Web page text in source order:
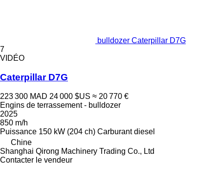
bulldozer Caterpillar D7G
7
VIDÉO
Caterpillar D7G
223 300 MAD 24 000 $US ≈ 20 770 €
Engins de terrassement - bulldozer
2025
850 m/h
Puissance 150 kW (204 ch) Carburant diesel
Chine
Shanghai Qirong Machinery Trading Co., Ltd
Contacter le vendeur